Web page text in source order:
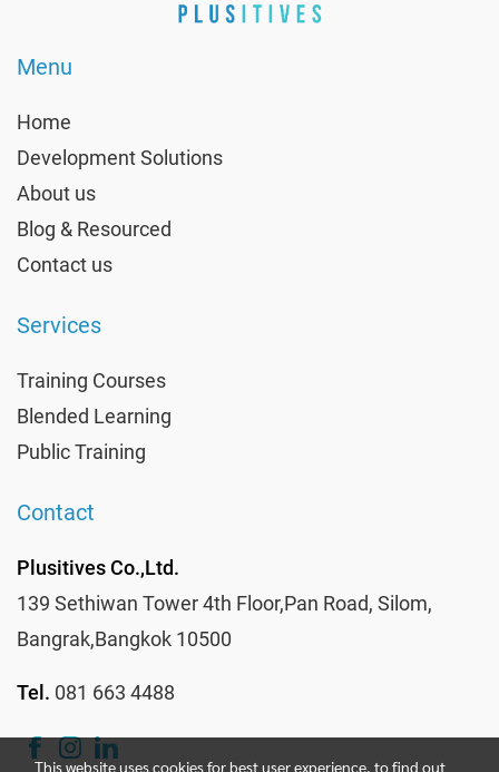
Menu
Home
Development Solutions
About us
Blog & Resourced
Contact us
Services
Training Courses
Blended Learning
Public Training
Contact
Plusitives Co.,Ltd.
139 Sethiwan Tower 4th Floor,Pan Road, Silom,
Bangrak,Bangkok 10500
Tel. 081 663 4488
This website uses cookies for best user experience, to find out